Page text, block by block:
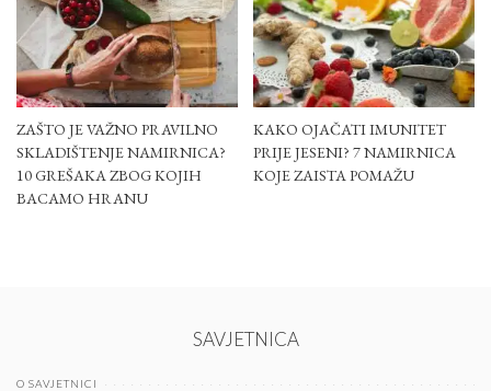
ZAŠTO JE VAŽNO PRAVILNO
SKLADIŠTENJE NAMIRNICA?
10 GREŠAKA ZBOG KOJIH
BACAMO HRANU
KAKO OJAČATI IMUNITET
PRIJE JESENI? 7 NAMIRNICA
KOJE ZAISTA POMAŽU
SAVJETNICA
O SAVJETNICI